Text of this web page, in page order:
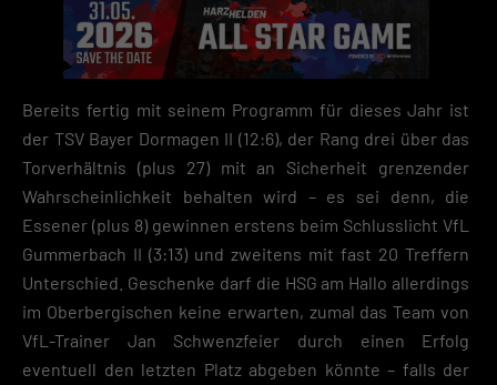
Bereits fertig mit seinem Programm für dieses Jahr ist
der TSV Bayer Dormagen II (12:6), der Rang drei über das
Torverhältnis (plus 27) mit an Sicherheit grenzender
Wahrscheinlichkeit behalten wird – es sei denn, die
Essener (plus 8) gewinnen erstens beim Schlusslicht VfL
Gummerbach II (3:13) und zweitens mit fast 20 Treffern
Unterschied. Geschenke darf die HSG am Hallo allerdings
im Oberbergischen keine erwarten, zumal das Team von
VfL-Trainer Jan Schwenzfeier durch einen Erfolg
eventuell den letzten Platz abgeben könnte – falls der